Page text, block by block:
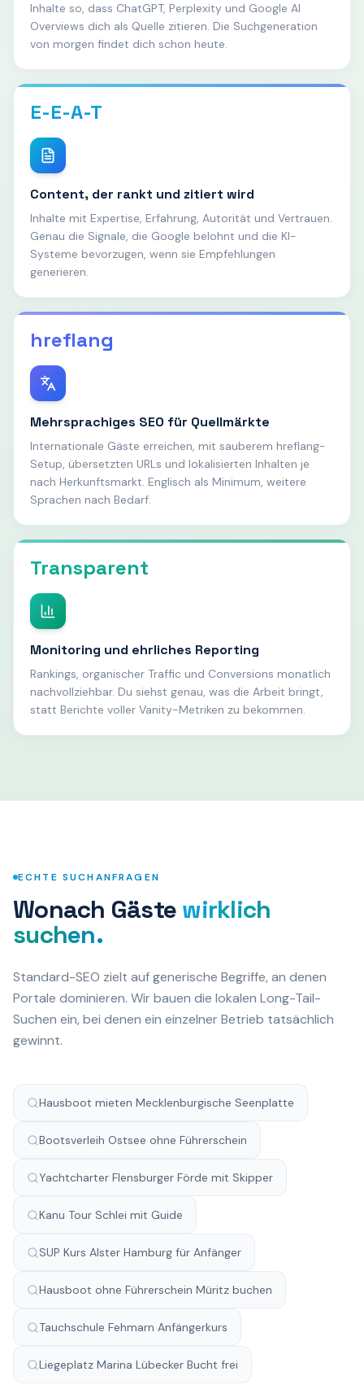
Inhalte so, dass ChatGPT, Perplexity und Google AI
Overviews dich als Quelle zitieren. Die Suchgeneration
von morgen findet dich schon heute.
E-E-A-T
Content, der rankt und zitiert wird
Inhalte mit Expertise, Erfahrung, Autorität und Vertrauen.
Genau die Signale, die Google belohnt und die KI-
Systeme bevorzugen, wenn sie Empfehlungen
generieren.
hreflang
Mehrsprachiges SEO für Quellmärkte
Internationale Gäste erreichen, mit sauberem hreflang-
Setup, übersetzten URLs und lokalisierten Inhalten je
nach Herkunftsmarkt. Englisch als Minimum, weitere
Sprachen nach Bedarf.
Transparent
Monitoring und ehrliches Reporting
Rankings, organischer Traffic und Conversions monatlich
nachvollziehbar. Du siehst genau, was die Arbeit bringt,
statt Berichte voller Vanity-Metriken zu bekommen.
ECHTE SUCHANFRAGEN
Wonach Gäste wirklich
suchen.
Standard-SEO zielt auf generische Begriffe, an denen
Portale dominieren. Wir bauen die lokalen Long-Tail-
Suchen ein, bei denen ein einzelner Betrieb tatsächlich
gewinnt.
Hausboot mieten Mecklenburgische Seenplatte
Bootsverleih Ostsee ohne Führerschein
Yachtcharter Flensburger Förde mit Skipper
Kanu Tour Schlei mit Guide
SUP Kurs Alster Hamburg für Anfänger
Hausboot ohne Führerschein Müritz buchen
Tauchschule Fehmarn Anfängerkurs
Liegeplatz Marina Lübecker Bucht frei